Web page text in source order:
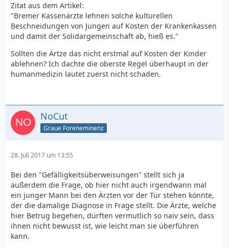
Zitat aus dem Artikel:
"Bremer Kassenärzte lehnen solche kulturellen
Beschneidungen von Jungen auf Kosten der Krankenkassen
und damit der Solidargemeinschaft ab, hieß es."
Sollten die Ärtze das nicht erstmal auf Kosten der Kinder
ablehnen? Ich dachte die oberste Regel überhaupt in der
humanmedizin lautet zuerst nicht schaden.
NoCut
Graue Foreneminenz
28. Juli 2017 um 13:55
Bei den "Gefälligkeitsüberweisungen" stellt sich ja
außerdem die Frage, ob hier nicht auch irgendwann mal
ein junger Mann bei den Ärzten vor der Tür stehen könnte,
der die damalige Diagnose in Frage stellt. Die Ärzte, welche
hier Betrug begehen, dürften vermutlich so naiv sein, dass
ihnen nicht bewusst ist, wie leicht man sie überführen
kann.